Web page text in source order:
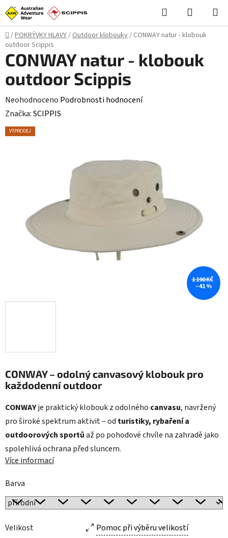
Přejít
na
obsah
Hledat
KOŠÍK
Domů
/POKRÝVKY HLAVY/Outdoor klobouky/ CONWAY natur - klobouk
outdoor Scippis
CONWAY – odolný canvasový klobouk pro
každodenní outdoor
CONWAYje praktický klobouk z odolného canvasu, navržený
pro široké spektrum aktivit – od turistiky, rybaření a
outdoorových sportůaž po pohodové chvíle na zahradě jako
spolehlivá ochrana před sluncem.
Více informací
Barva
Velikost Pomoc při výběru velikostí
CONWAY natur - klobouk
outdoor Scippis
Průměrné
hodnocení
produktu
Neohodnoceno Podrobnosti hodnocení
Značka:SCIPPIS
VÝPRODEJ
1 190 KČ
–41 %